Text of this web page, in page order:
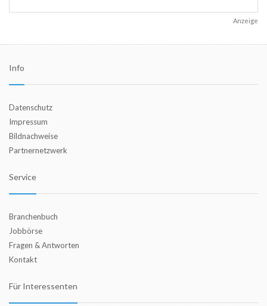
Anzeige
Info
Datenschutz
Impressum
Bildnachweise
Partnernetzwerk
Service
Branchenbuch
Jobbörse
Fragen & Antworten
Kontakt
Für Interessenten